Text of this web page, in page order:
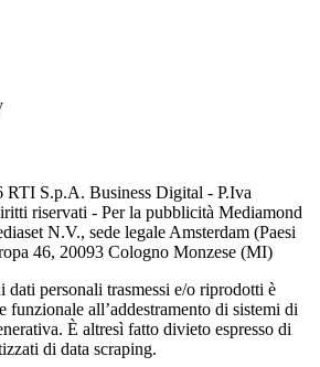
RTI S.p.A. Business Digital - P.Iva
riservati - Per la pubblicità Mediamond
N.V., sede legale Amsterdam (Paesi
46, 20093 Cologno Monzese (MI)
dati personali trasmessi e/o riprodotti è
funzionale all’addestramento di sistemi di
È altresì fatto divieto espresso di
di data scraping.